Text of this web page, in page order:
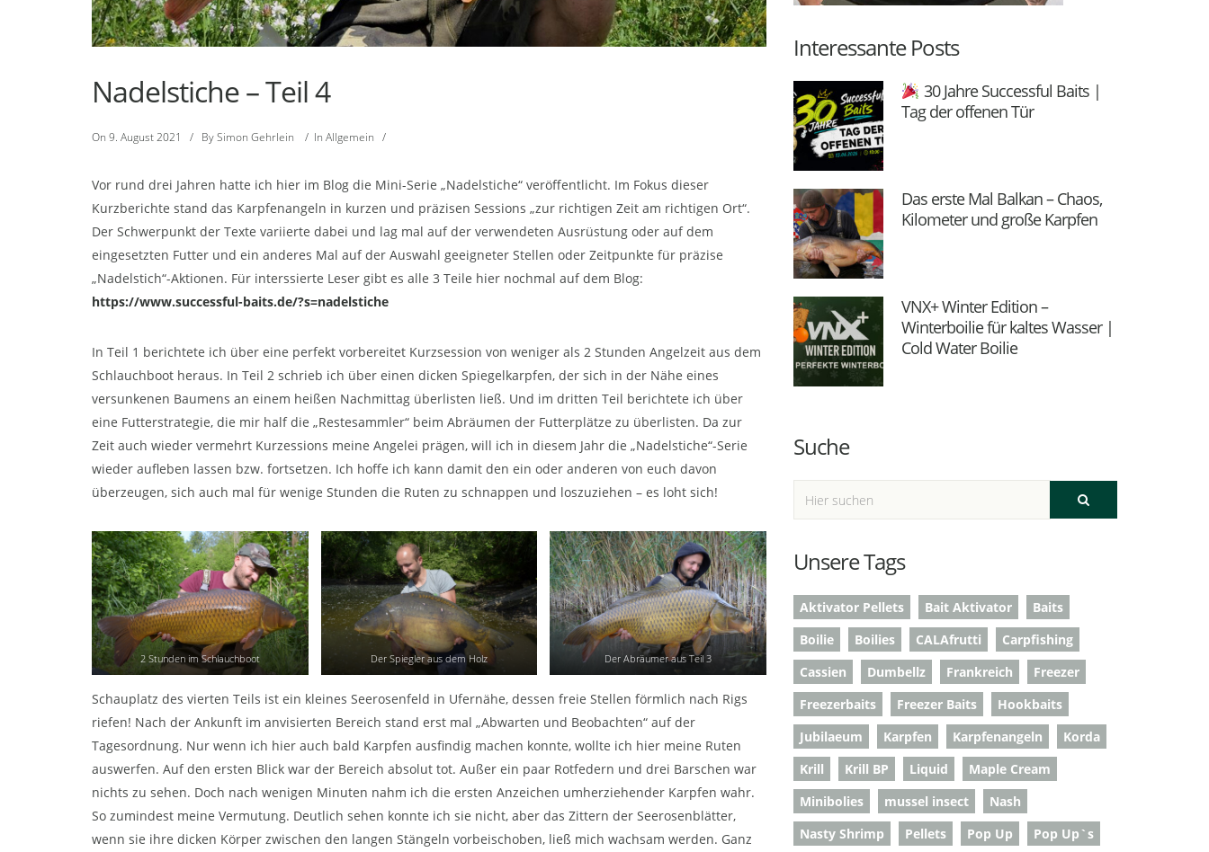
Nadelstiche – Teil 4
On 9. August 2021 / BySimon Gehrlein / In Allgemein /
Vor rund drei Jahren hatte ich hier im Blog die Mini-Serie „Nadelstiche“ veröffentlicht. Im Fokus dieser
Kurzberichte stand das Karpfenangeln in kurzen und präzisen Sessions „zur richtigen Zeit am richtigen Ort“.
Der Schwerpunkt der Texte variierte dabei und lag mal auf der verwendeten Ausrüstung oder auf dem
eingesetzten Futter und ein anderes Mal auf der Auswahl geeigneter Stellen oder Zeitpunkte für präzise
„Nadelstich“-Aktionen. Für interssierte Leser gibt es alle 3 Teile hier nochmal auf dem Blog:
https://www.successful-baits.de/?s=nadelstiche
In Teil 1 berichtete ich über eine perfekt vorbereitet Kurzsession von weniger als 2 Stunden Angelzeit aus dem
Schlauchboot heraus. In Teil 2 schrieb ich über einen dicken Spiegelkarpfen, der sich in der Nähe eines
versunkenen Baumens an einem heißen Nachmittag überlisten ließ. Und im dritten Teil berichtete ich über
eine Futterstrategie, die mir half die „Restesammler“ beim Abräumen der Futterplätze zu überlisten. Da zur
Zeit auch wieder vermehrt Kurzessions meine Angelei prägen, will ich in diesem Jahr die „Nadelstiche“-Serie
wieder aufleben lassen bzw. fortsetzen. Ich hoffe ich kann damit den ein oder anderen von euch davon
überzeugen, sich auch mal für wenige Stunden die Ruten zu schnappen und loszuziehen – es loht sich!
2 Stunden im Schlauchboot Der Spiegler aus dem Holz Der Abräumer aus Teil 3
Schauplatz des vierten Teils ist ein kleines Seerosenfeld in Ufernähe, dessen freie Stellen förmlich nach Rigs
riefen! Nach der Ankunft im anvisierten Bereich stand erst mal „Abwarten und Beobachten“ auf der
Tagesordnung. Nur wenn ich hier auch bald Karpfen ausfindig machen konnte, wollte ich hier meine Ruten
auswerfen. Auf den ersten Blick war der Bereich absolut tot. Außer ein paar Rotfedern und drei Barschen war
nichts zu sehen. Doch nach wenigen Minuten nahm ich die ersten Anzeichen umherziehender Karpfen wahr.
So zumindest meine Vermutung. Deutlich sehen konnte ich sie nicht, aber das Zittern der Seerosenblätter,
wenn sie ihre dicken Körper zwischen den langen Stängeln vorbeischoben, ließ mich wachsam werden. Ganz
Interessante Posts
30 Jahre Successful Baits |
Tag der offenen Tür
Das erste Mal Balkan – Chaos,
Kilometer und große Karpfen
VNX+ Winter Edition –
Winterboilie für kaltes Wasser |
Cold Water Boilie
Suche
Unsere Tags
Aktivator Pellets Bait Aktivator
Baits
Boilie
Boilies CALAfrutti
Carpfishing
Cassien
Dumbellz Frankreich
Freezer
Freezerbaits
Freezer Baits
Hookbaits
Jubilaeum
Karpfen Karpfenangeln
Korda
Krill
Krill BP Liquid
Maple Cream
Minibolies
mussel insect
Nash
Nasty Shrimp
Pellets Pop Up
Pop Up`s